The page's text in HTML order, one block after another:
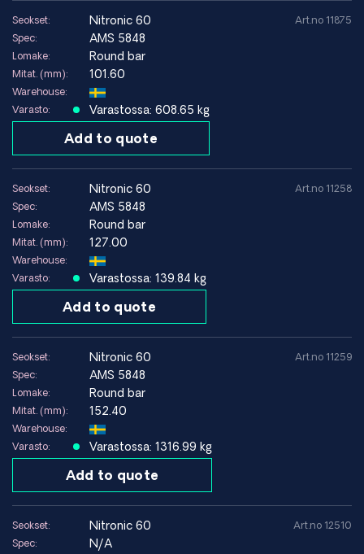
Seokset: nitronic 60
Spec: AMS 5848
Lomake: Round bar
Mitat. (mm): 101.60
Warehouse:
Varasto:
Varastossa: 608.65 kg
Add to quote
Art.no 11875
Seokset: nitronic 60
Spec: AMS 5848
Lomake: Round bar
Mitat. (mm): 127.00
Warehouse:
Varasto:
Varastossa: 139.84 kg
Add to quote
Art.no 11258
Seokset: nitronic 60
Spec: AMS 5848
Lomake: Round bar
Mitat. (mm): 152.40
Warehouse:
Varasto:
Varastossa: 1316.99 kg
Add to quote
Art.no 11259
Seokset: nitronic 60
Spec: N/A
Art.no 12510